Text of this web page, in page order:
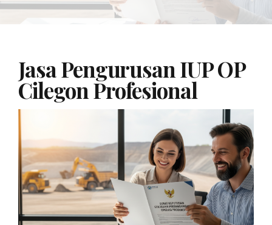
Jasa Pengurusan IUP OP
Cilegon Profesional